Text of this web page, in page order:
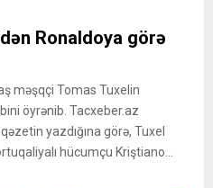
Ronaldoya görə
məşqçi Tomas Tuxelin
öyrənib. Tacxeber.az
yazdığına görə, Tuxel
hücumçu Kriştiano...